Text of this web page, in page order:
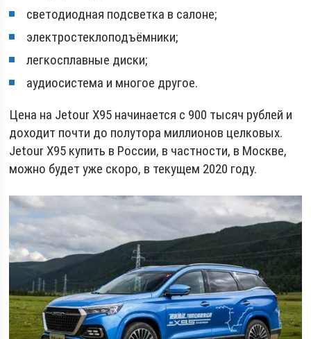
светодиодная подсветка в салоне;
электростеклоподъёмники;
легкосплавные диски;
аудиосистема и многое другое.
Цена на Jetour X95 начинается с 900 тысяч рублей и
доходит почти до полутора миллионов целковых.
Jetour X95 купить в России, в частности, в Москве,
можно будет уже скоро, в текущем 2020 году.